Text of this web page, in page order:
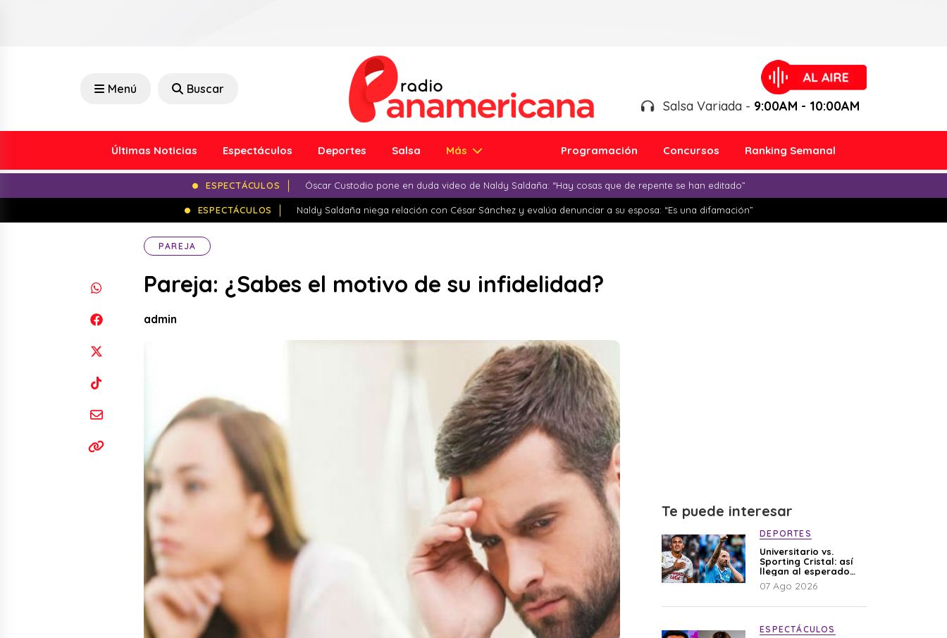
Menú Buscar
Salsa Variada - 9:00AM - 10:00AM
Últimas Noticias Espectáculos Deportes Salsa Más Programación Concursos Ranking Semanal
ESPECTÁCULOS Óscar Custodio pone en duda video de Naldy Saldaña: “Hay cosas que de repente se han editado”
ESPECTÁCULOS Naldy Saldaña niega relación con César Sánchez y evalúa denunciar a su esposa: “Es una difamación”
PAREJA
Pareja: ¿Sabes el motivo de su infidelidad?
admin
Te puede interesar
DEPORTES
Universitario vs.
Sporting Cristal: así
llegan al esperado
duelo
07 Ago 2026
ESPECTÁCULOS